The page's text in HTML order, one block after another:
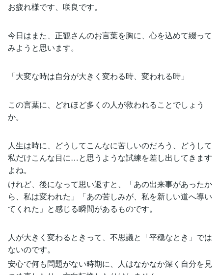
お疲れ様です、咲良です。
今日はまた、正観さんのお言葉を胸に、心を込めて綴って
みようと思います。
「大変な時は自分が大きく変わる時、変われる時」
この言葉に、どれほど多くの人が救われることでしょう
か。
人生は時に、どうしてこんなに苦しいのだろう、どうして
私だけこんな目に…と思うような試練を差し出してきます
よね。
けれど、後になって思い返すと、「あの出来事があったか
ら、私は変われた」「あの苦しみが、私を新しい道へ導い
てくれた」と感じる瞬間があるものです。
人が大きく変わるときって、不思議と「平穏なとき」では
ないのです。
安心で何も問題がない時期に、人はなかなか深く自分を見